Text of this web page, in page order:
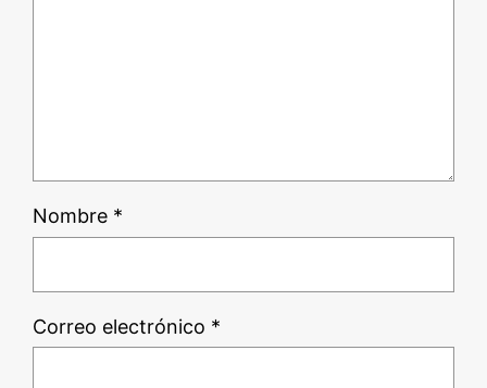
Nombre *
Correo electrónico *